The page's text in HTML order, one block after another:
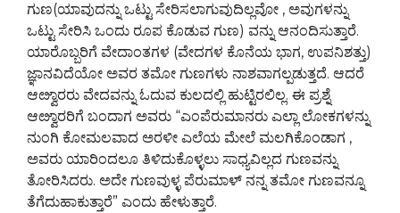
ಗುಣ(ಯಾವುದನ್ನು ಒಟ್ಟು ಸೇರಿಸಲಾಗುವುದಿಲ್ಲವೋ , ಅವುಗಳನ್ನು
ಒಟ್ಟು ಸೇರಿಸಿ ಒಂದು ರೂಪ ಕೊಡುವ ಗುಣ) ವನ್ನು ಆನಂದಿಸುತ್ತಾರೆ.
ಯಾರೊಬ್ಬರಿಗೆ ವೇದಾಂತಗಳ (ವೇದಗಳ ಕೊನೆಯ ಭಾಗ, ಉಪನಿಶತ್ತು)
ಜ್ಞಾನವಿದೆಯೋ ಅವರ ತಮೋ ಗುಣಗಳು ನಾಶವಾಗಲ್ಪಡುತ್ತದೆ. ಆದರೆ
ಆೞ್ವಾರರು ವೇದವನ್ನು ಓದುವ ಕುಲದಲ್ಲಿ ಹುಟ್ಟಿರಲಿಲ್ಲ. ಈ ಪ್ರಶ್ನೆ
ಆೞ್ವಾರರಿಗೆ ಬಂದಾಗ ಅವರು “ಎಂಪೆರುಮಾನರು ಎಲ್ಲಾ ಲೋಕಗಳನ್ನು
ನುಂಗಿ ಕೋಮಲವಾದ ಅರಳೀ ಎಲೆಯ ಮೇಲೆ ಮಲಗಿಕೊಂಡಾಗ ,
ಅವರು ಯಾರಿಂದಲೂ ತಿಳಿದುಕೊಳ್ಳಲು ಸಾಧ್ಯವಿಲ್ಲದ ಗುಣವನ್ನು
ತೋರಿಸಿದರು. ಅದೇ ಗುಣವುಳ್ಳ ಪೆರುಮಾಳ್ ನನ್ನ ತಮೋ ಗುಣವನ್ನೂ
ತೆಗೆದುಹಾಕುತ್ತಾರೆ” ಎಂದು ಹೇಳುತ್ತಾರೆ.